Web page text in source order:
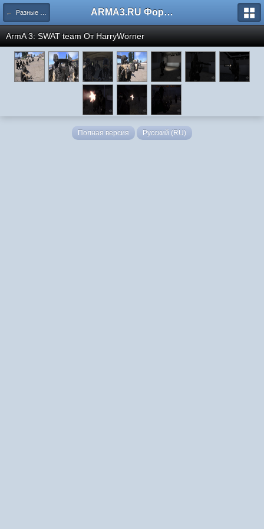
← Разные скриншоты ARMA3.RU Форум
ArmA 3: SWAT team От HarryWorner
Полная версия Русский (RU)